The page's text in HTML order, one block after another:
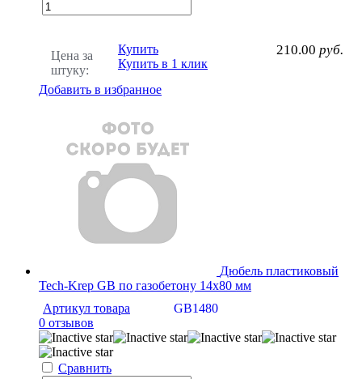
Цена за
штуку:
210.00 руб.
Купить
Купить в 1 клик
Добавить в избранное
Дюбель пластиковый
Tech-Krep GB по газобетону 14х80 мм
Артикул товара
GB1480
0 отзывов
Сравнить